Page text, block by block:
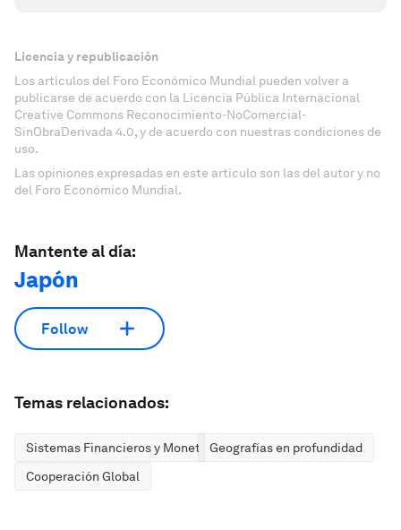
Licencia y republicación
Los artículos del Foro Económico Mundial pueden volver a
publicarse de acuerdo con la Licencia Pública Internacional
Creative Commons Reconocimiento-NoComercial-
SinObraDerivada 4.0, y de acuerdo con nuestras condiciones de
uso.
Las opiniones expresadas en este artículo son las del autor y no
del Foro Económico Mundial.
Mantente al día:
Japón
Follow
Temas relacionados:
Sistemas Financieros y MonetariosGeografías en profundidad
Cooperación Global